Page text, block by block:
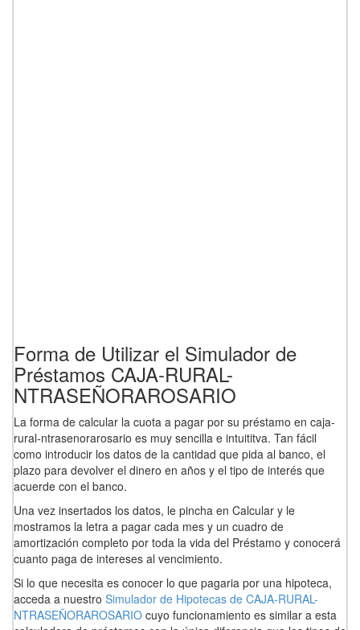
Forma de Utilizar el Simulador de
Préstamos CAJA-RURAL-
NTRASEÑORAROSARIO
La forma de calcular la cuota a pagar por su préstamo en caja-
rural-ntrasenorarosario es muy sencilla e intuititva. Tan fácil
como introducir los datos de la cantidad que pida al banco, el
plazo para devolver el dinero en años y el tipo de interés que
acuerde con el banco.
Una vez insertados los datos, le pincha en Calcular y le
mostramos la letra a pagar cada mes y un cuadro de
amortización completo por toda la vida del Préstamo y conocerá
cuanto paga de intereses al vencimiento.
Si lo que necesita es conocer lo que pagaria por una hipoteca,
acceda a nuestro Simulador de Hipotecas de CAJA-RURAL-
NTRASEÑORAROSARIO cuyo funcionamiento es similar a esta